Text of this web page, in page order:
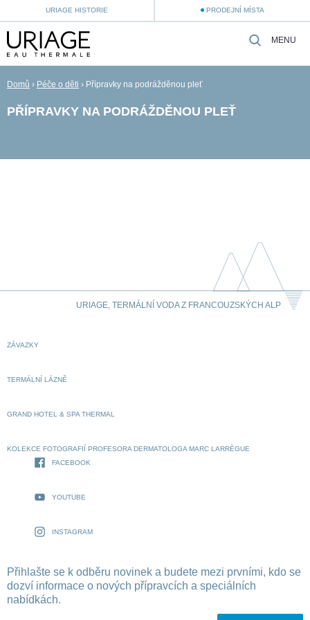
URIAGE HISTORIE PRODEJNÍ MÍSTA
MENU
Domů › Péče o děti › Přípravky na podrážděnou pleť
PŘÍPRAVKY NA PODRÁŽDĚNOU PLEŤ
URIAGE, TERMÁLNÍ VODA Z FRANCOUZSKÝCH ALP
ZÁVAZKY
TERMÁLNÍ LÁZNĚ
GRAND HOTEL & SPA THERMAL
KOLEKCE FOTOGRAFIÍ PROFESORA DERMATOLOGA MARC LARRÈGUE
FACEBOOK
YOUTUBE
INSTAGRAM
Přihlašte se k odběru novinek a budete mezi prvními, kdo se
dozví informace o nových přípravcích a speciálních
nabídkách.